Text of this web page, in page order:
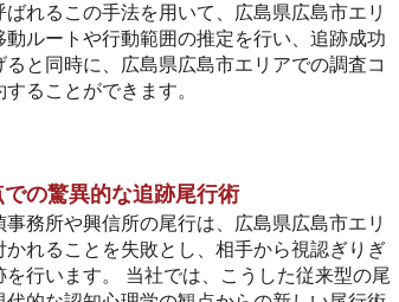
れるこの手法を用いて、広島県広島市エリ
動ルートや行動範囲の推定を行い、追跡成功
と同時に、広島県広島市エリアでの調査コ
ることができます。
の驚異的な追跡尾行術
務所や興信所の尾行は、広島県広島市エリ
かれることを失敗とし、相手から視認ぎりぎ
を行います。 当社では、こうした従来型の尾